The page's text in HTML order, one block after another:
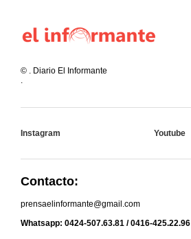
©
Diario El Informante
Instagram Youtube
Contacto:
prensaelinformante@gmail.com
Whatsapp: 0424-507.63.81 / 0416-425.22.96